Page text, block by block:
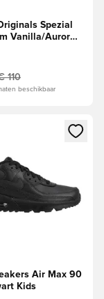
Spezial
Vanilla/Aurora-
110
beschikbaar
aan te melden als
venster om in te
Air Max 90
Kids